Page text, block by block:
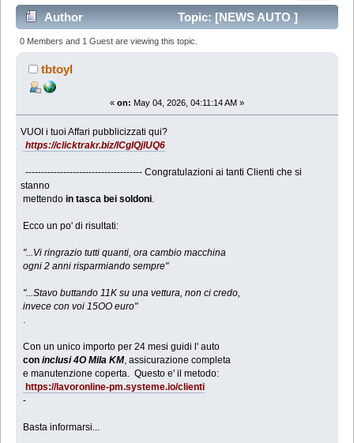
Author
Topic: [NEWS AUTO ]
passati da11K a soli 15OO euro (Read 617 times)
0 Members and 1 Guest are viewing this topic.
tbtoyl
« on: May 04, 2026, 04:11:14 AM »
VUOI i tuoi Affari pubblicizzati qui?
https://clicktrakr.biz/lCgIQjlUQ6
------------------------------------- Congratulazioni ai tanti Clienti che si
stanno
mettendoin tasca bei soldoni
Ecco un po' di risultati:
"...Vi ringrazio tutti quanti, ora cambio macchina
ogni 2 anni risparmiando sempre"
"...Stavo buttando 11K su una vettura, non ci credo,
invece con voi 15OO euro"
Con un unico importo per 24 mesi guidi l' auto
coninclusi 4O Mila KM, assicurazione completa
e manutenzione coperta. Questo e' il metodo:
https://lavoronline-pm.systeme.io/clienti
-
Basta informarsi...